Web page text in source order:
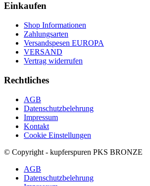
Einkaufen
Shop Informationen
Zahlungsarten
Versandspesen EUROPA
VERSAND
Vertrag widerrufen
Rechtliches
AGB
Datenschutzbelehrung
Impressum
Kontakt
Cookie Einstellungen
© Copyright - kupferspuren PKS BRONZE
AGB
Datenschutzbelehrung